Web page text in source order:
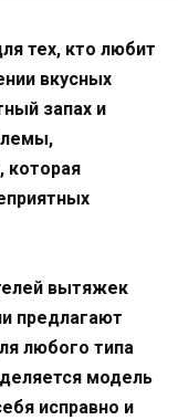
тех, кто любит
вкусных
запах и
которая
вытяжек
предлагают
любого типа
модель
исправно и